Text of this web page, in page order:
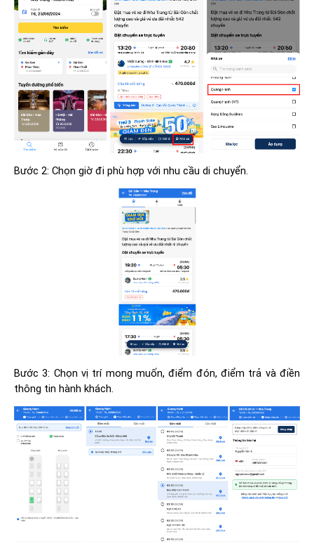
Bước 2: Chọn giờ đi phù hợp với nhu cầu di chuyển.
Bước 3: Chọn vị trí mong muốn, điểm đón, điểm trả và điền
thông tin hành khách.